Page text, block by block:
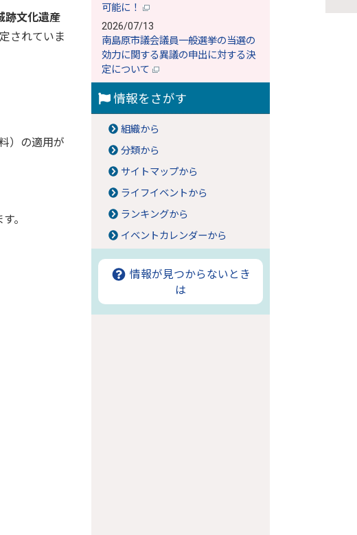
跡文化遺産
されていま
）の適用が
。
可能に！
2026/07/13
南島原市議会議員一般選挙の当選の
効力に関する異議の申出に対する決
定について
情報をさがす
組織から
分類から
サイトマップから
ライフイベントから
ランキングから
イベントカレンダーから
情報が見つからないとき
は